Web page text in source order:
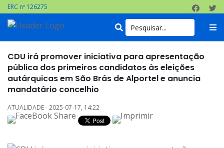
ERC nº 126275
CDU irá promover iniciativa para apresentação
pública dos primeiros candidatos às eleições
autárquicas em São Brás de Alportel e anuncia
mandatário concelhio
ATUALIDADE - 2025-07-17, 14:22